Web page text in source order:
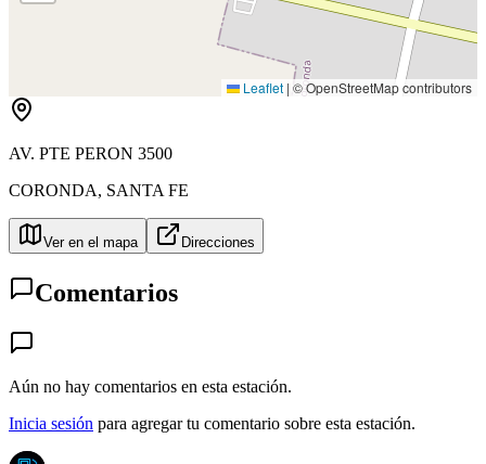
Leaflet | © OpenStreetMap contributors
AV. PTE PERON 3500
CORONDA, SANTA FE
Ver en el mapa Direcciones
Comentarios
Aún no hay comentarios en esta estación.
Inicia sesión para agregar tu comentario sobre esta estación.